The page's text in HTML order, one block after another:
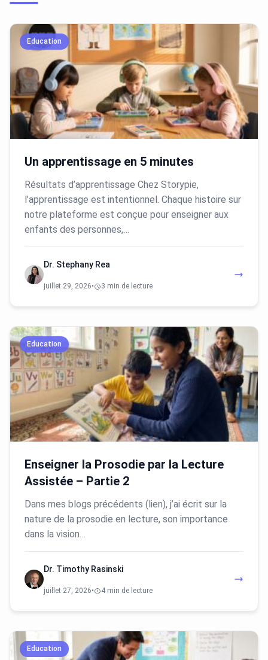
Education
Un apprentissage en 5 minutes
Résultats d’apprentissage Chez Storypie,
l’apprentissage est intentionnel. Chaque histoire sur
notre plateforme est conçue pour enseigner aux
enfants des personnes,…
Dr. Stephany Rea
juillet 29, 2026• 3 min de lecture
Education
Enseigner la Prosodie par la Lecture
Assistée – Partie 2
Dans mes blogs précédents (lien), j’ai écrit sur la
nature de la prosodie en lecture, son importance
dans la vision…
Dr. Timothy Rasinski
juillet 27, 2026• 4 min de lecture
Education